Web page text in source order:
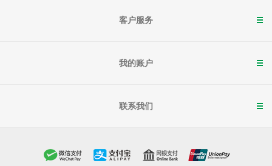
客户服务
我的账户
联系我们